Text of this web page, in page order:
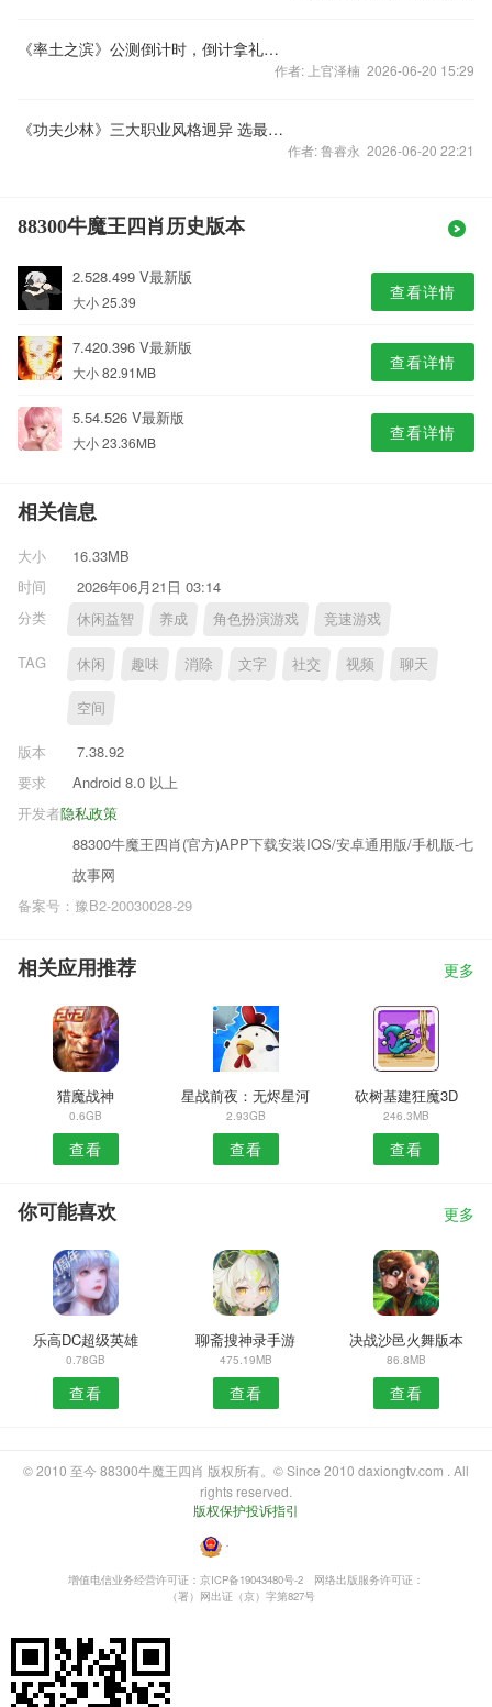
《率土之滨》公测倒计时，倒计拿礼包，赢取京东卡！
作者: 上官泽楠 2026-06-20 15:29
《功夫少林》三大职业风格迥异 选最喜欢角色拿充值卡
作者: 鲁睿永 2026-06-20 22:21
88300牛魔王四肖历史版本
2.528.499 V最新版
大小 25.39 查看详情
7.420.396 V最新版
大小 82.91MB 查看详情
5.54.526 V最新版
大小 23.36MB 查看详情
相关信息
大小
16.33MB
时间
2026年06月21日 03:14
分类
休闲益智 养成 角色扮演游戏 竞速游戏
TAG 休闲 趣味 消除 文字 社交 视频 聊天
空间
版本
7.38.92
要求
Android 8.0 以上
隐私政策
开发者
88300牛魔王四肖(官方)APP下载安装IOS/安卓通用版/手机版-七
故事网
备案号：豫B2-20030028-29
相关应用推荐 更多
猎魔战神
0.6GB
查看
星战前夜：无烬星河
2.93GB
查看
砍树基建狂魔3D
246.3MB
查看
你可能喜欢 更多
乐高DC超级英雄
0.78GB
查看
聊斋搜神录手游
475.19MB
查看
决战沙邑火舞版本
86.8MB
查看
© 2010 至今 88300牛魔王四肖 版权所有。© Since 2010 daxiongtv.com . All
rights reserved.
版权保护投诉指引
・
增值电信业务经营许可证：京ICP备19043480号-2
网络出版服务许可证：
（署）网出证（京）字第827号